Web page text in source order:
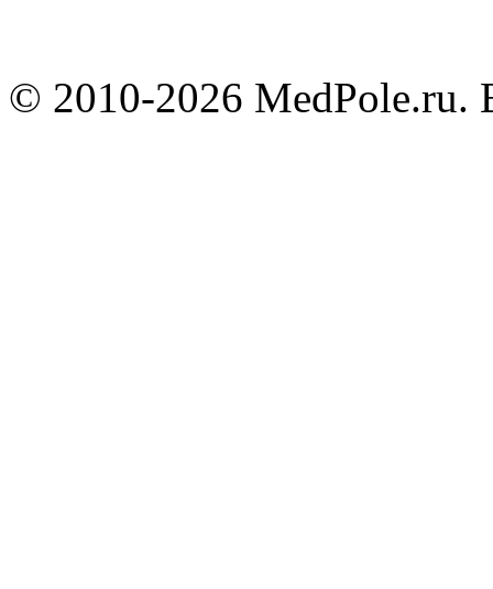
© 2010-2026 MedPole.ru.